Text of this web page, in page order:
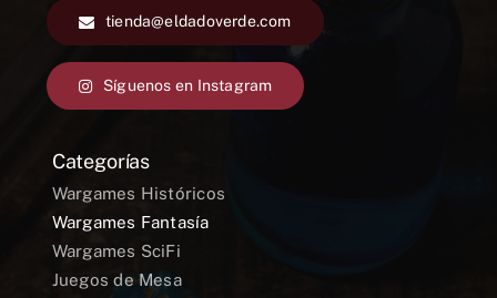
tienda@eldadoverde.com
Síguenos en Instagram
Categorías
Wargames Históricos
Wargames Fantasía
Wargames SciFi
Juegos de Mesa